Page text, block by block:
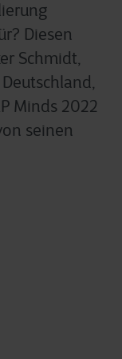
Diesen
Schmidt,
Minds 2022
seinen